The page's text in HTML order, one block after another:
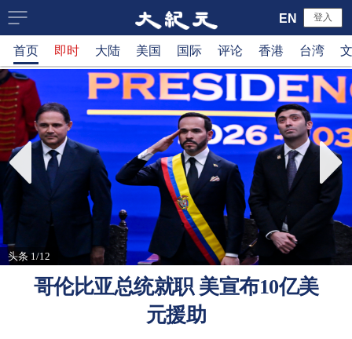
大
纪
元
新
闻
网
登入
EN
首页 即时 大陆 美国 国际 评论 香港 台湾
头条 1/12
哥伦比亚总统就职 美宣布10亿美
元援助